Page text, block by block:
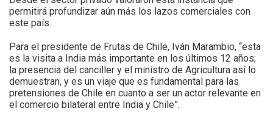
permitirá profundizar aún más los lazos comerciales con
este país.
Para el presidente de Frutas de Chile, Iván Marambio, “esta
es la visita a India más importante en los últimos 12 años;
la presencia del canciller y el ministro de Agricultura así lo
demuestran, y es un viaje que es fundamental para las
pretensiones de Chile en cuanto a ser un actor relevante en
el comercio bilateral entre India y Chile”.